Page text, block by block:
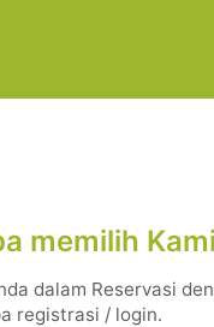
memilih
dalam Reservasi
registrasi / login.